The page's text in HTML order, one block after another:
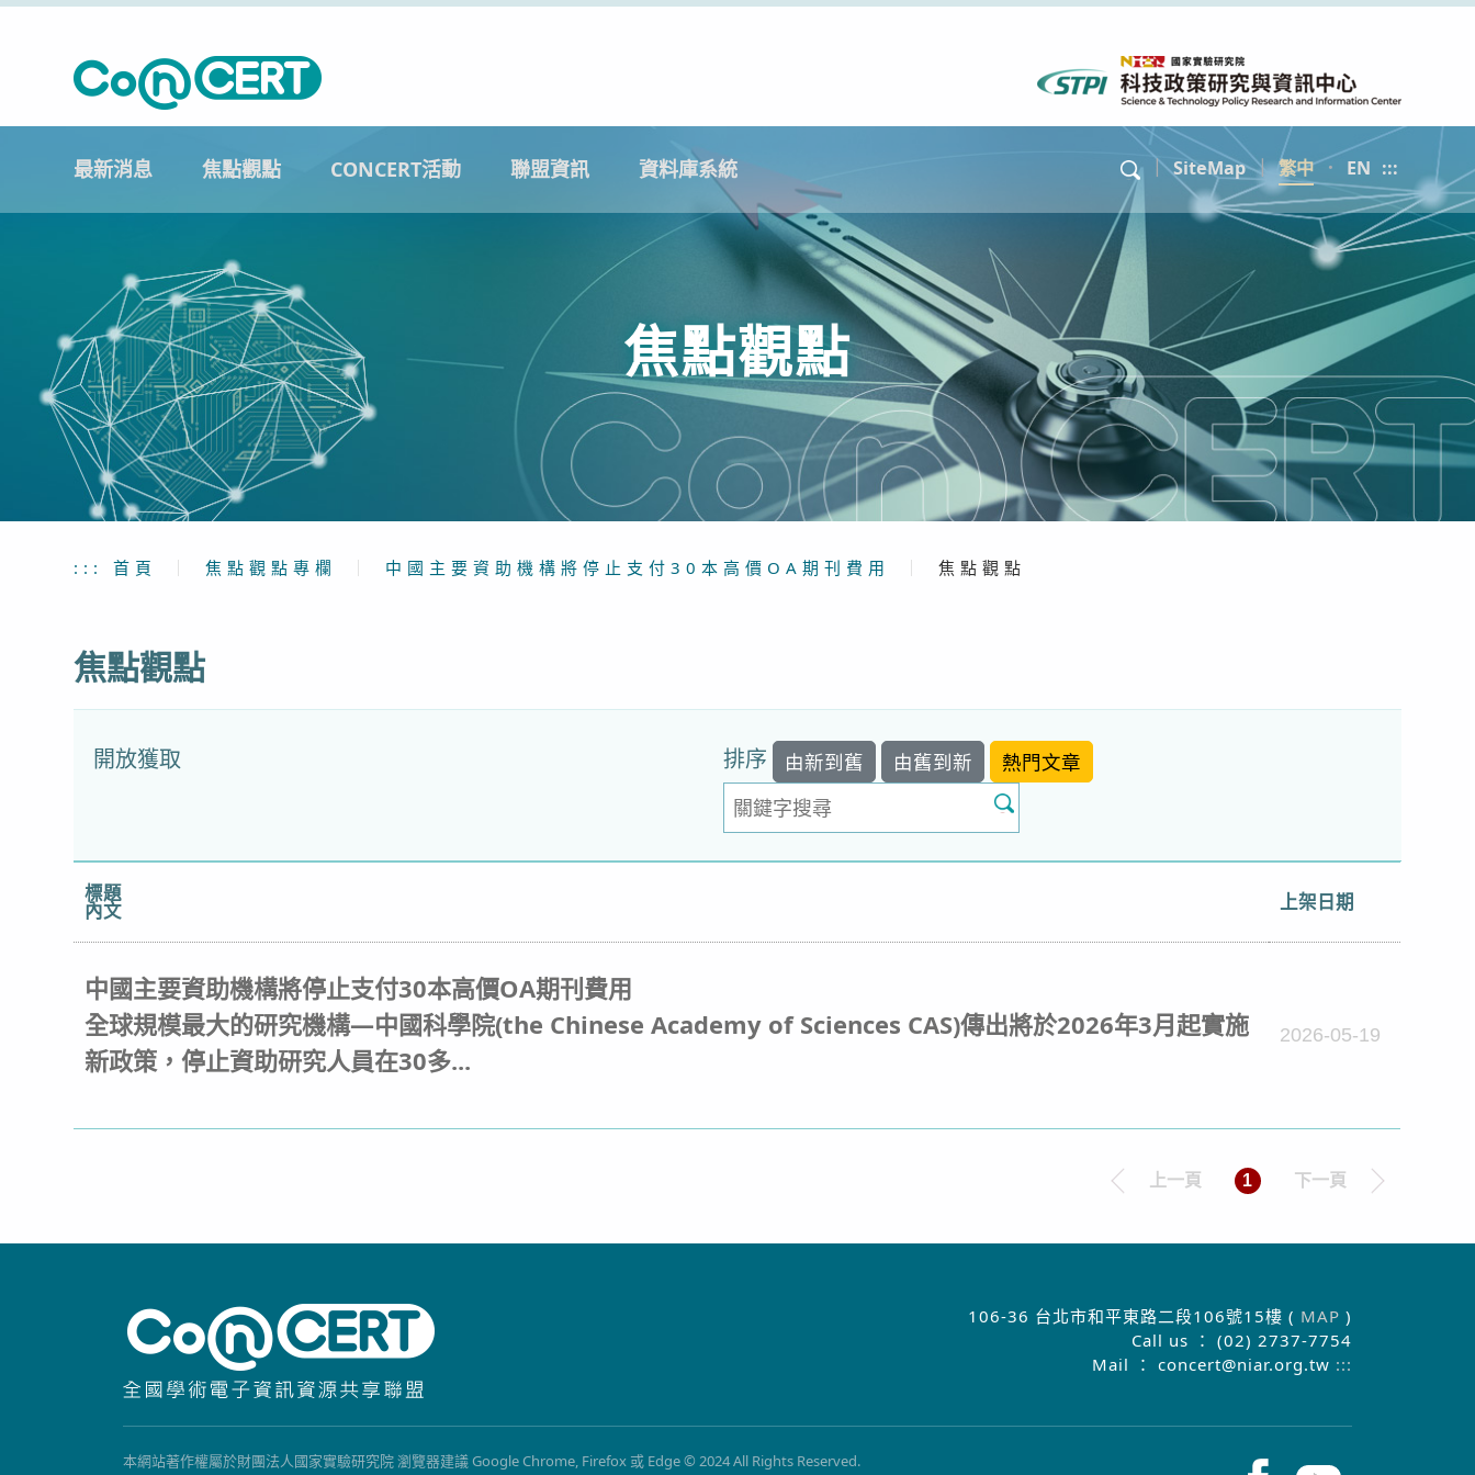
最新消息 焦點觀點 CONCERT活動 聯盟資訊 資料庫系統 ｜SiteMap｜繁中． EN :::
焦點觀點
:::首頁 焦點觀點專欄 中國主要資助機構將停止支付30本高價OA期刊費用 焦點觀點
焦點觀點
開放獲取 排序 由新到舊 由舊到新 熱門文章
標題
內文 上架日期
中國主要資助機構將停止支付30本高價OA期刊費用
全球規模最大的研究機構—中國科學院(the Chinese Academy of Sciences CAS)傳出將於2026年3月起實施
新政策，停止資助研究人員在30多...
2026-05-19
上一頁 1 下一頁
106-36 台北市和平東路二段106號15樓 ( MAP )
Call us ： (02) 2737-7754
Mail ： concert@niar.org.tw :::
本網站著作權屬於財團法人國家實驗研究院 瀏覽器建議 Google Chrome, Firefox 或 Edge © 2024 All Rights Reserved.